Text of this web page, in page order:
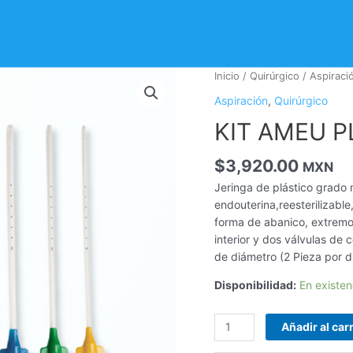
Inicio / Quirúrgico /
Aspiración, Quirúrgico
KIT AMEU
$3,920.00 MXN
Jeringa de plástico grado
forma de abanico,
interior y dos válvulas de
de diámetro (2 Pieza por
Disponibilidad: En
KIT
PLUS
cantidad
Añadir al